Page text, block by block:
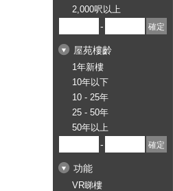
2,000呎以上
-
屋苑樓齡
1年新樓
10年以下
10 - 25年
25 - 50年
50年以上
-
功能
VR睇樓